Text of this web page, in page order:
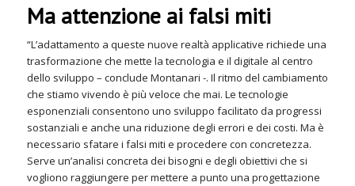
Ma attenzione ai falsi miti
“L’adattamento a queste nuove realtà applicative richiede una
trasformazione che mette la tecnologia e il digitale al centro
dello sviluppo – conclude Montanari -. Il ritmo del cambiamento
che stiamo vivendo è più veloce che mai. Le tecnologie
esponenziali consentono uno sviluppo facilitato da progressi
sostanziali e anche una riduzione degli errori e dei costi. Ma è
necessario sfatare i falsi miti e procedere con concretezza.
Serve un’analisi concreta dei bisogni e degli obiettivi che si
vogliono raggiungere per mettere a punto una progettazione